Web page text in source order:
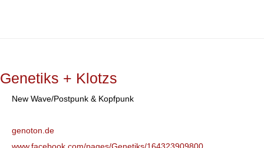
Genetiks + Klotzs
New Wave/Postpunk & Kopfpunk
genoton.de